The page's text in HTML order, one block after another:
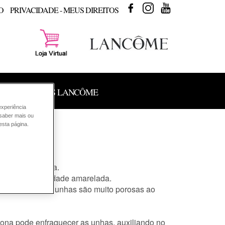
PRIVACIDADE - MEUS DIREITOS FACEBOOKINSTAGRAM
DE PRODUTOS LANCÔME
toda semana.
uma tonalidade amarelada.
algumas unhas são muito porosas ao
pode enfraquecer as unhas, auxiliando no
mais ou
página.